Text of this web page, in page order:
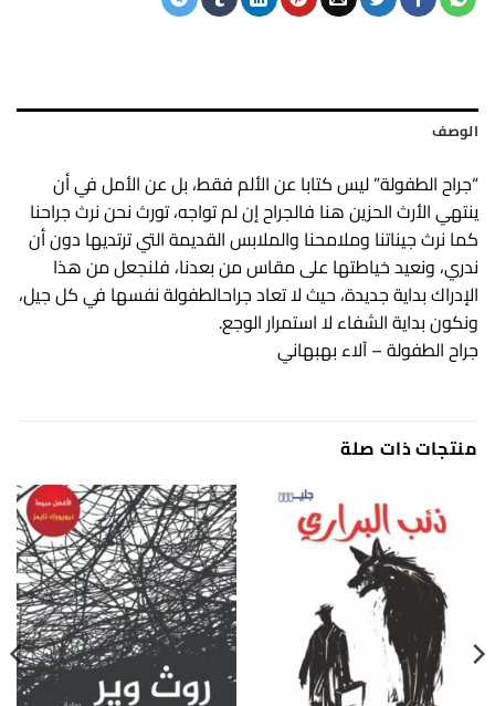
الوصف
“جراح الطفولة” ليس كتابا عن الألم فقط، بل عن الأمل في أن
ينتهي الأرث الحزين هنا فالجراح إن لم تواجه، تورث نحن نرث جراحنا
كما نرث جيناتنا وملامحنا والملابس القديمة التي ترتديها دون أن
ندري، ونعيد خياطتها على مقاس من بعدنا، فلنجعل من هذا
الإدراك بداية جديدة، حيث لا تعاد جراحالطفولة نفسها في كل جيل،
ونكون بداية الشفاء لا استمرار الوجع.
جراح الطفولة – آلاء بهبهاني
منتجات ذات صلة